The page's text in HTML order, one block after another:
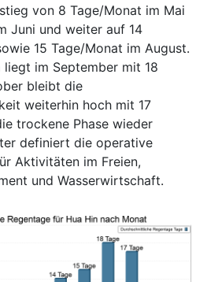
von 8 Tage/Monat im Mai
Juni und weiter auf 14
15 Tage/Monat im August.
liegt im September mit 18
bleibt die
weiterhin hoch mit 17
trockene Phase wieder
definiert die operative
Aktivitäten im Freien,
und Wasserwirtschaft.